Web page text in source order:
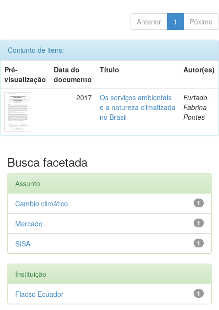
Anterior 1 Póximo
Conjunto de itens:
Pré-
visualização
Data do
documento
Título Autor(es)
2017
Os serviços ambientais
e a natureza climatizada
no Brasil
Furtado,
Fabrina
Pontes
Busca facetada
Assunto
1
Cambio climático
1
Mercado
1
SISA
Instituição
1
Flacso Ecuador